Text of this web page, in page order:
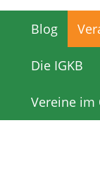
Blog
Die IGKB
Vereine im